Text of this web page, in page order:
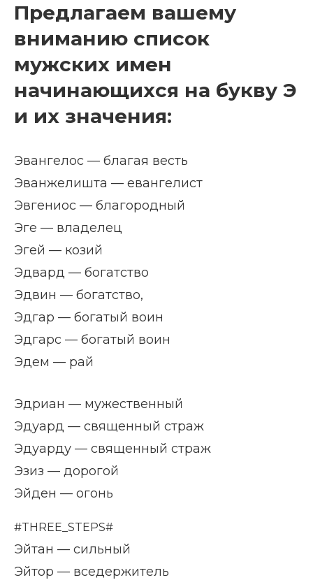
Предлагаем вашему
вниманию список
мужских имен
начинающихся на букву Э
и их значения:
Эвангелос — благая весть
Эванжелишта — евангелист
Эвгениос — благородный
Эге — владелец
Эгей — козий
Эдвард — богатство
Эдвин — богатство,
Эдгар — богатый воин
Эдгарс — богатый воин
Эдем — рай
Эдриан — мужественный
Эдуард — священный страж
Эдуарду — священный страж
Эзиз — дорогой
Эйден — огонь
#THREE_STEPS#
Эйтан — сильный
Эйтор — вседержитель